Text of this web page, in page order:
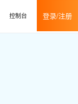
控制台 登录/注册